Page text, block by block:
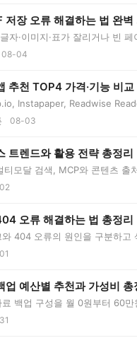
장 오류 해결하는 법 완벽
자·이미지·표가 잘리거나 빈
08-04
추천 TOP4 가격·기능 비교
Instapaper, Readwise
08-03
트렌드와 활용 전략 총정리
모달 검색, MCP와 콘텐츠 출
오류 해결하는 법 총정리
404 오류의 원인을 구분하고
예산별 추천과 가성비 총
백업 구성을 월 0원부터 60